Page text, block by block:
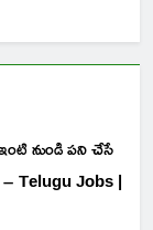
నుండి పని చేసే
Telugu Jobs |